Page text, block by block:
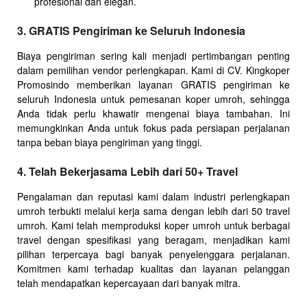
3. GRATIS Pengiriman ke Seluruh Indonesia
Biaya pengiriman sering kali menjadi pertimbangan penting
dalam pemilihan vendor perlengkapan. Kami di CV. Kingkoper
Promosindo memberikan layanan GRATIS pengiriman ke
seluruh Indonesia untuk pemesanan koper umroh, sehingga
Anda tidak perlu khawatir mengenai biaya tambahan. Ini
memungkinkan Anda untuk fokus pada persiapan perjalanan
tanpa beban biaya pengiriman yang tinggi.
4. Telah Bekerjasama Lebih dari 50+ Travel
Pengalaman dan reputasi kami dalam industri perlengkapan
umroh terbukti melalui kerja sama dengan lebih dari 50 travel
umroh. Kami telah memproduksi koper umroh untuk berbagai
travel dengan spesifikasi yang beragam, menjadikan kami
pilihan terpercaya bagi banyak penyelenggara perjalanan.
Komitmen kami terhadap kualitas dan layanan pelanggan
telah mendapatkan kepercayaan dari banyak mitra.